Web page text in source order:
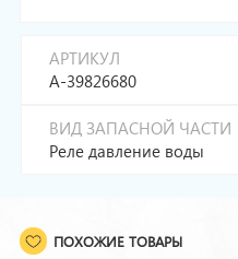
АРТИКУЛ
A-39826680
ВИД ЗАПАСНОЙ ЧАСТИ
Реле давление воды
ПОХОЖИЕ ТОВАРЫ